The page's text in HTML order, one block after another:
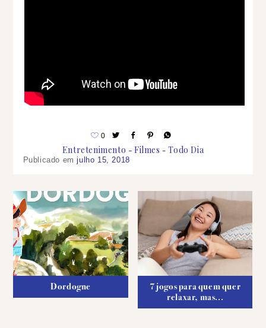
0
Entretenimento Filmes Todo Dia
Publicado emjulho 15, 2018
Dordogne
7 jogos para quem quer
relaxar, mas...